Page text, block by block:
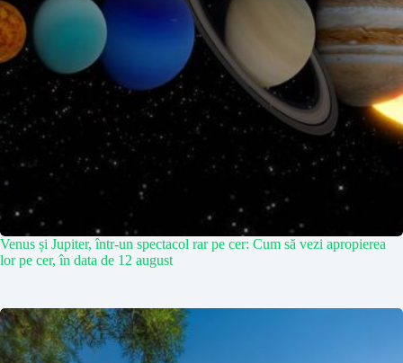
Venus și Jupiter, într-un spectacol rar pe cer: Cum să vezi apropierea
lor pe cer, în data de 12 august